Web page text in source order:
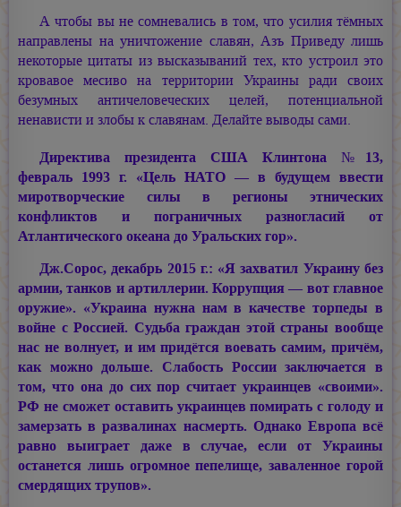
А чтобы вы не сомневались в том, что усилия тёмных
направлены на уничтожение славян, Азъ Приведу лишь
некоторые цитаты из высказываний тех, кто устроил это
кровавое месиво на территории Украины ради своих
безумных античеловеческих целей, потенциальной
ненависти и злобы к славянам. Делайте выводы сами.
Директива президента США Клинтона №13,
февраль 1993 г. «Цель НАТО — в будущем ввести
миротворческие силы в регионы этнических
конфликтов и пограничных разногласий от
Атлантического океана до Уральских гор».
Дж.Сорос, декабрь 2015 г.: «Я захватил Украину без
армии, танков и артиллерии. Коррупция — вот главное
оружие». «Украина нужна нам в качестве торпеды в
войне с Россией. Судьба граждан этой страны вообще
нас не волнует, и им придётся воевать самим, причём,
как можно дольше. Слабость России заключается в
том, что она до сих пор считает украинцев «своими».
РФ не сможет оставить украинцев помирать с голоду и
замерзать в развалинах насмерть. Однако Европа всё
равно выиграет даже в случае, если от Украины
останется лишь огромное пепелище, заваленное горой
смердящих трупов».